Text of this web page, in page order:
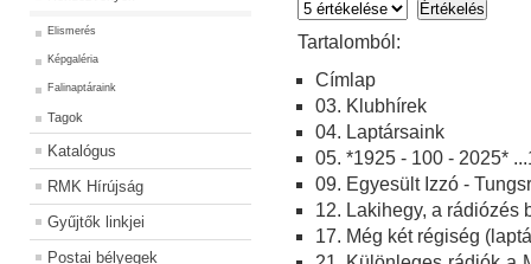
Elismerés
Képgaléria
Falinaptáraink
Tagok
Katalógus
RMK Hírújság
Gyűjtők linkjei
Postai bélyegek
Tartalomból:
Címlap
03. Klubhírek
04. Laptársaink
05. *1925 - 100 - 2025*
09. Egyesült Izzó -
12. Lakihegy, a rádiózés
17. Még két régiség